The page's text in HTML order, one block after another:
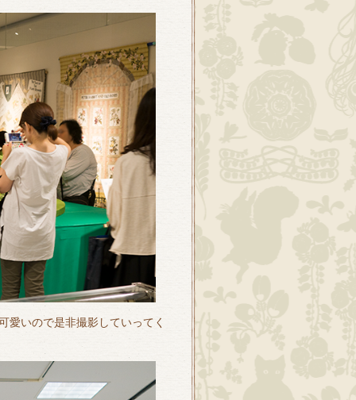
愛いので是非撮影していってく